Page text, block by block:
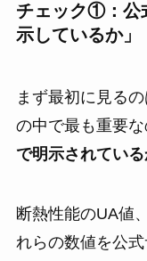
チェック①：公
示しているか」
まず最初に見る
の中で最も重要な
で明示されてい
断熱性能のUA値
れらの数値を公